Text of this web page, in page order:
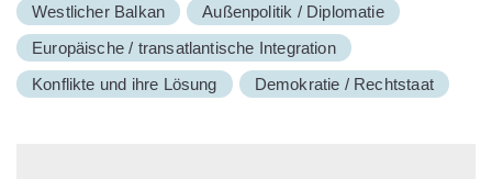
Westlicher Balkan
Außenpolitik / Diplomatie
Europäische / transatlantische Integration
Konflikte und ihre Lösung
Demokratie / Rechtstaat